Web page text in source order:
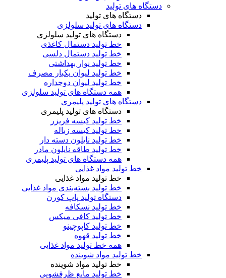
دستگاه های تولید
دستگاه های تولید
دستگاه های تولید سلولزی
دستگاه های تولید سلولزی
خط تولید دستمال کاغذی
خط تولید دستمال دلسی
خط تولید نوار بهداشتی
خط تولید لیوان یکبار مصرف
خط تولید لیوان دوجداره
همه دستگاه های تولید سلولزی
دستگاه های تولید پلیمری
دستگاه های تولید پلیمری
خط تولید کیسه فریزر
خط تولید کیسه زباله
خط تولید نایلون دسته دار
خط تولید طاقه نایلون مادر
همه دستگاه های تولید پلیمری
خط تولید مواد غذایی
خط تولید مواد غذایی
خط تولید بسته‌بندی مواد غذایی
دستگاه تولید پاپ کورن
خط تولید نسکافه
خط تولید کافی میکس
خط تولید کاپوچینو
خط تولید قهوه
همه خط تولید مواد غذایی
خط تولید مواد شوینده
خط تولید مواد شوینده
خط تولید مایع ظرفشویی